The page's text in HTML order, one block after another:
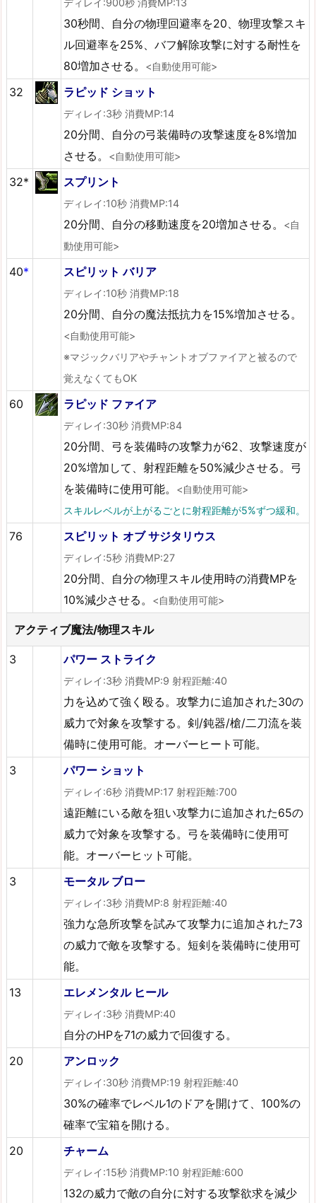
30秒間、自分の物理回避率を20、物理攻撃スキ
ル回避率を25%、バフ解除攻撃に対する耐性を
80増加させる。
<自動使用可能>
32 ラピッド ショット
ディレイ:3秒 消費MP:14
20分間、自分の弓装備時の攻撃速度を8%増加
させる。
<自動使用可能>
32* スプリント
ディレイ:10秒 消費MP:14
20分間、自分の移動速度を20増加させる。
<自
動使用可能>
40* スピリット バリア
ディレイ:10秒 消費MP:18
20分間、自分の魔法抵抗力を15%増加させる。
<自動使用可能>
※マジックバリアやチャントオブファイアと被るので
覚えなくてもOK
60 ラピッド ファイア
ディレイ:30秒 消費MP:84
20分間、弓を装備時の攻撃力が62、攻撃速度が
20%増加して、射程距離を50%減少させる。弓
を装備時に使用可能。
<自動使用可能>
スキルレベルが上がるごとに射程距離が5%ずつ緩和。
76 スピリット オブ サジタリウス
ディレイ:5秒 消費MP:27
20分間、自分の物理スキル使用時の消費MPを
10%減少させる。
<自動使用可能>
アクティブ魔法/物理スキル
3 パワー ストライク
ディレイ:3秒 消費MP:9 射程距離:40
力を込めて強く殴る。攻撃力に追加された30の
威力で対象を攻撃する。剣/鈍器/槍/二刀流を装
備時に使用可能。オーバーヒート可能。
3
パワー ショット
ディレイ:6秒 消費MP:17 射程距離:700
遠距離にいる敵を狙い攻撃力に追加された65の
威力で対象を攻撃する。弓を装備時に使用可
能。オーバーヒット可能。
3
モータル ブロー
ディレイ:3秒 消費MP:8 射程距離:40
強力な急所攻撃を試みて攻撃力に追加された73
の威力で敵を攻撃する。短剣を装備時に使用可
能。
13
エレメンタル ヒール
ディレイ:3秒 消費MP:40
自分のHPを71の威力で回復する。
20
アンロック
ディレイ:30秒 消費MP:19 射程距離:40
30%の確率でレベル1のドアを開けて、100%の
確率で宝箱を開ける。
20
チャーム
ディレイ:15秒 消費MP:10 射程距離:600
132の威力で敵の自分に対する攻撃欲求を減少